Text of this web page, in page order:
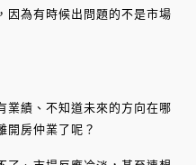
因為有時候出問題的不是市場
績、不知道未來的方向在哪
開房仲業了呢？